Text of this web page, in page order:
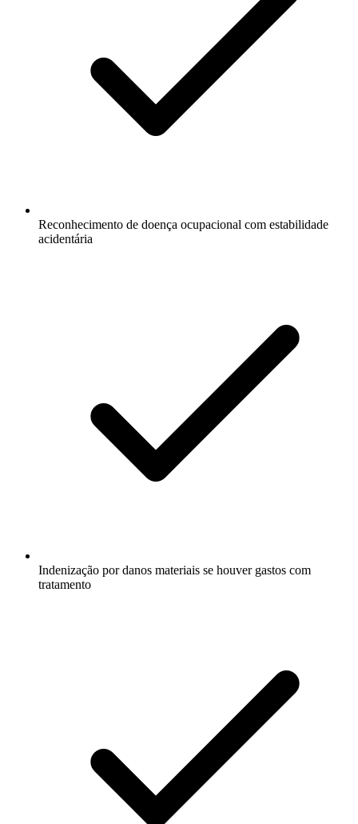
Reconhecimento de doença ocupacional com estabilidade
acidentária
Indenização por danos materiais se houver gastos com
tratamento